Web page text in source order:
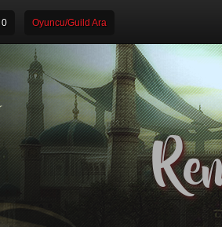
0 Oyuncu/Guild Ara